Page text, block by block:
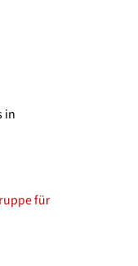
in
für